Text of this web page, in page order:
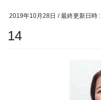
2019年10月28日 / 最終更新日時 :
14